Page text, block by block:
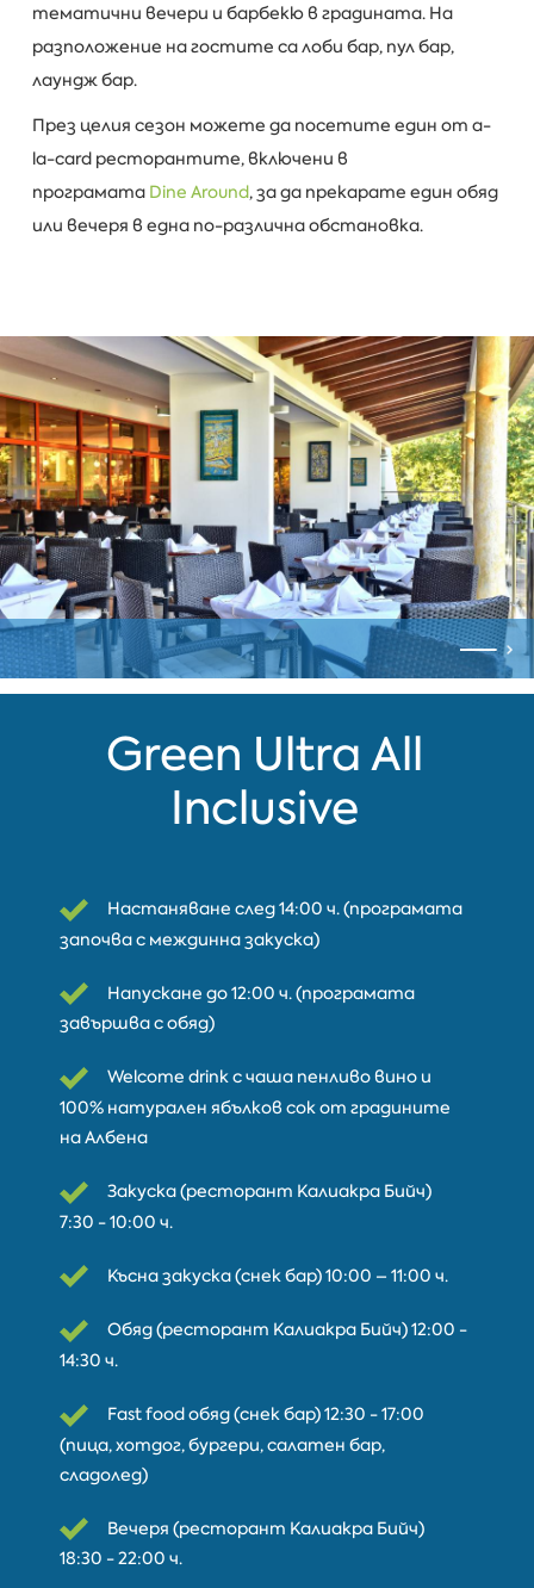
тематични вечери и барбекю в градината. На
разположение на гостите са лоби бар, пул бар,
лаундж бар.
През целия сезон можете да посетите един от a-
la-card ресторантите, включени в
програмата Dine Around, за да прекарате един обяд
или вечеря в една по-различна обстановка.
Green Ultra All
Inclusive
Настаняване след 14:00 ч. (програмата
започва с междинна закуска)
Напускане до 12:00 ч. (програмата
завършва с обяд)
Welcome drink с чаша пенливо вино и
100% натурален ябълков сок от градините
на Албена
Закуска (ресторант Калиакра Бийч)
7:30 - 10:00 ч.
Късна закуска (снек бар) 10:00 – 11:00 ч.
Обяд (ресторант Калиакра Бийч) 12:00 -
14:30 ч.
Fast food обяд (снек бар) 12:30 - 17:00
(пица, хотдог, бургери, салатен бар,
сладолед)
Вечеря (ресторант Калиакра Бийч)
18:30 - 22:00 ч.